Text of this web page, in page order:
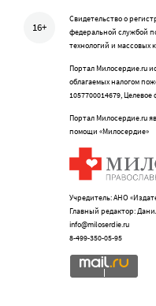
16+
Свидетельство о
федеральной службой
технологий и массовых
Портал Милосердие.ru
облагаемых налогом
1057700014679,
Портал Милосердие.ru
помощи «Милосердие»
Учредитель: АНО
Главный редактор:
info@miloserdie.ru
8-499-350-05-95